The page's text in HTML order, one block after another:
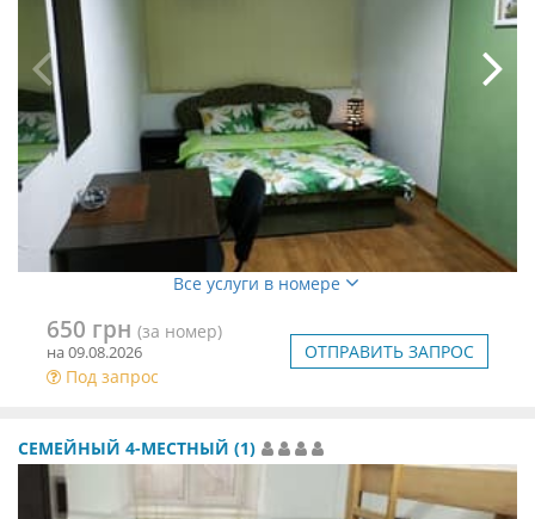
Все услуги в номере
650 грн (за номер)
на 09.08.2026
Под запрос
ОТПРАВИТЬ ЗАПРОС
СЕМЕЙНЫЙ 4-МЕСТНЫЙ (1)